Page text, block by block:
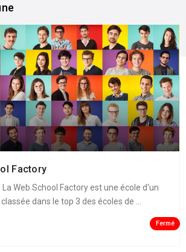
Factory
La Web School Factory est une école d'un
dans le top 3 des écoles de ...
Fermé